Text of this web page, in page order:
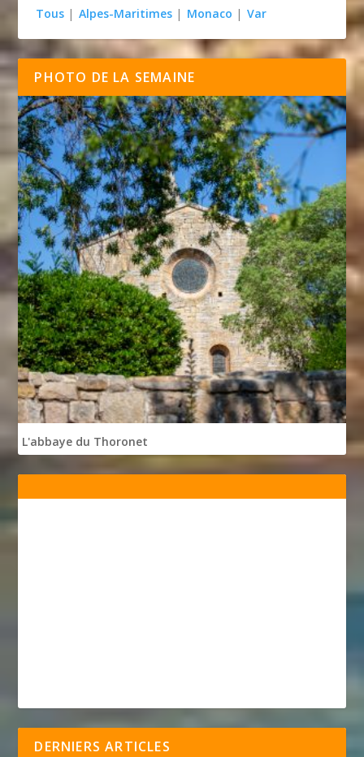
Tous | Alpes-Maritimes | Monaco | Var
PHOTO DE LA SEMAINE
L'abbaye du Thoronet
DERNIERS ARTICLES